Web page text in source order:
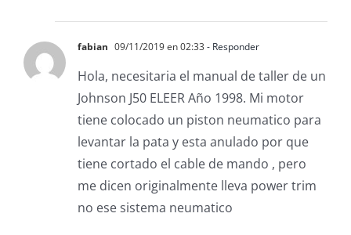
fabian 09/11/2019 en 02:33- Responder
Hola, necesitaria el manual de taller de un
Johnson J50 ELEER Año 1998. Mi motor
tiene colocado un piston neumatico para
levantar la pata y esta anulado por que
tiene cortado el cable de mando , pero
me dicen originalmente lleva power trim
no ese sistema neumatico